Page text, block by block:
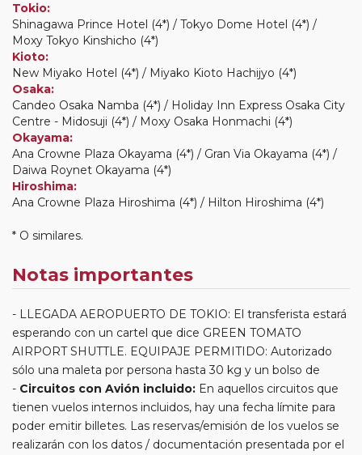
Tokio:
Shinagawa Prince Hotel (4*) / Tokyo Dome Hotel (4*) /
Moxy Tokyo Kinshicho (4*)
Kioto:
New Miyako Hotel (4*) / Miyako Kioto Hachijyo (4*)
Osaka:
Candeo Osaka Namba (4*) / Holiday Inn Express Osaka City
Centre - Midosuji (4*) / Moxy Osaka Honmachi (4*)
Okayama:
Ana Crowne Plaza Okayama (4*) / Gran Via Okayama (4*) /
Daiwa Roynet Okayama (4*)
Hiroshima:
Ana Crowne Plaza Hiroshima (4*) / Hilton Hiroshima (4*)
* O similares.
Notas importantes
LLEGADA AEROPUERTO DE TOKIO: El transferista estará
esperando con un cartel que dice GREEN TOMATO
AIRPORT SHUTTLE. EQUIPAJE PERMITIDO: Autorizado
sólo una maleta por persona hasta 30 kg y un bolso de
Circuitos con Avión incluido: En aquellos circuitos que
tienen vuelos internos incluidos, hay una fecha límite para
poder emitir billetes. Las reservas/emisión de los vuelos se
realizarán con los datos / documentación presentada por el